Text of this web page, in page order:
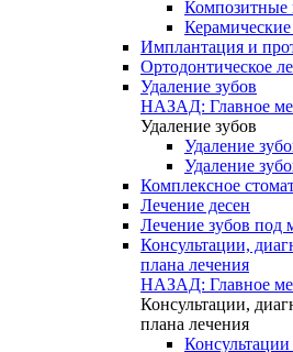
Имплантация и
Ортодонтическое
Удаление зубов
НАЗАД: Главное
Удаление зубов
Удаление
Удаление
Комплексное
Лечение десен
Лечение зубов под
Консультации,
плана лечения
НАЗАД: Главное
Консультации,
плана лечения